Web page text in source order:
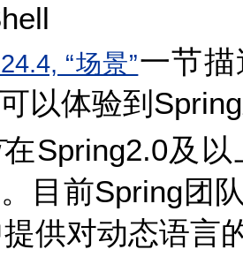
“场景”一节
以体验到
在Spring2.0及
目前Spring团
供对动态语言